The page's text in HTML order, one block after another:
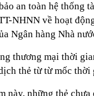
14:30
Pin 9 tiếng, sạc 7
đối đầu sản
an toàn hệ thống
NHNN về hoạt
Ngân hàng Nhà
thương mại thời
thẻ từ từ mốc thời
này, những thẻ